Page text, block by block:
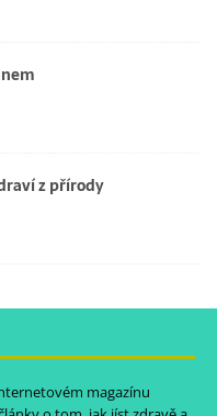
z přírody
magazínu